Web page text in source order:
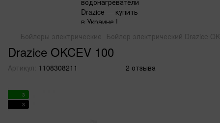
Бойлеры электрические Бойлер электрический Drazice
Drazice OKCEV 100
Артикул: 1108308211 2 отзыва
3
3